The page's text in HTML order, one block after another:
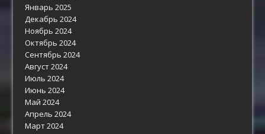
Январь 2025
Декабрь 2024
Ноябрь 2024
Октябрь 2024
Сентябрь 2024
Август 2024
Июль 2024
Июнь 2024
Май 2024
Апрель 2024
Март 2024